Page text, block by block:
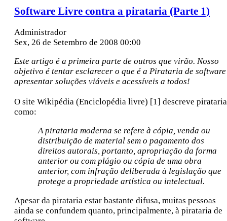
Software Livre contra a pirataria (Parte 1)
Administrador
Sex, 26 de Setembro de 2008 00:00
Este artigo é a primeira parte de outros que virão. Nosso
objetivo é tentar esclarecer o que é a Pirataria de software
apresentar soluções viáveis e acessíveis a todos!
O site Wikipédia (Enciclopédia livre) [1] descreve pirataria
como:
A pirataria moderna se refere à cópia, venda ou
distribuição de material sem o pagamento dos
direitos autorais, portanto, apropriação da forma
anterior ou com plágio ou cópia de uma obra
anterior, com infração deliberada à legislação que
protege a propriedade artística ou intelectual.
Apesar da pirataria estar bastante difusa, muitas pessoas
ainda se confundem quanto, principalmente, à pirataria de